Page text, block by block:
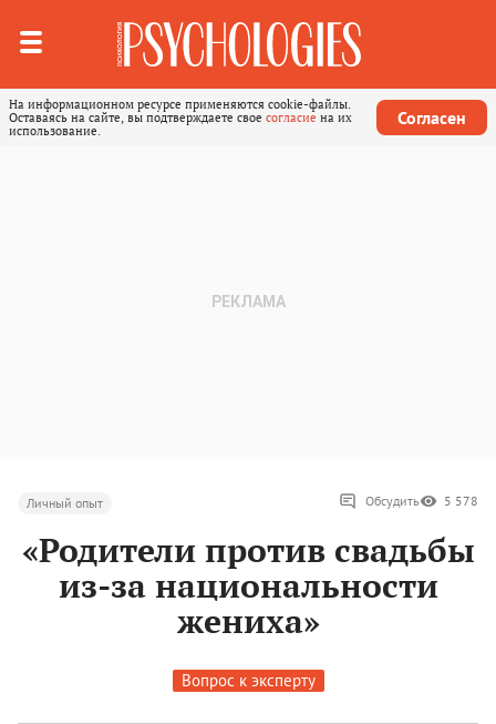
На информационном ресурсе применяются cookie-файлы.
Оставаясь на сайте, вы подтверждаете свое согласие на их
использование.
Согласен
Личный опыт Обсудить 5 578
«Родители против свадьбы
из-за национальности
жениха»
Вопрос к эксперту